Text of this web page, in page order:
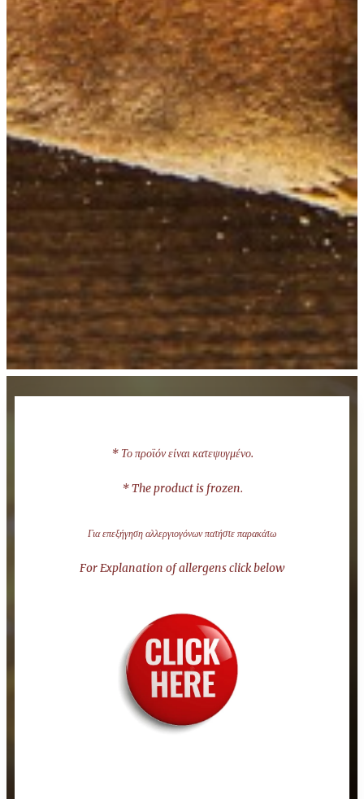
* Το προϊόν είναι κατεψυγμένο.
* The product is frozen.
Για επεξήγηση αλλεργιογόνων πατήστε παρακάτω
For Explanation of allergens click below